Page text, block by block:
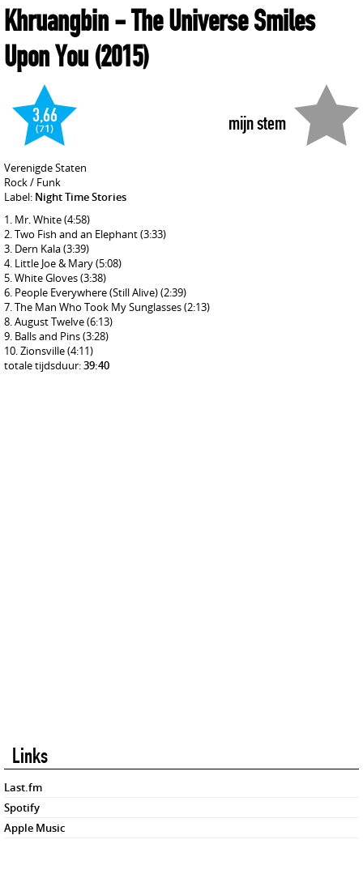
Khruangbin- The Universe Smiles
Upon You(2015)
mijn stem
3,66
(71)
Verenigde Staten
Rock / Funk
Label: Night Time Stories
Mr. White(4:58)
Two Fish and an Elephant(3:33)
Dern Kala(3:39)
Little Joe & Mary(5:08)
White Gloves(3:38)
People Everywhere (Still Alive)(2:39)
The Man Who Took My Sunglasses(2:13)
August Twelve(6:13)
Balls and Pins(3:28)
Zionsville(4:11)
totale tijdsduur:39:40
Links
Last.fm
Spotify
Apple Music